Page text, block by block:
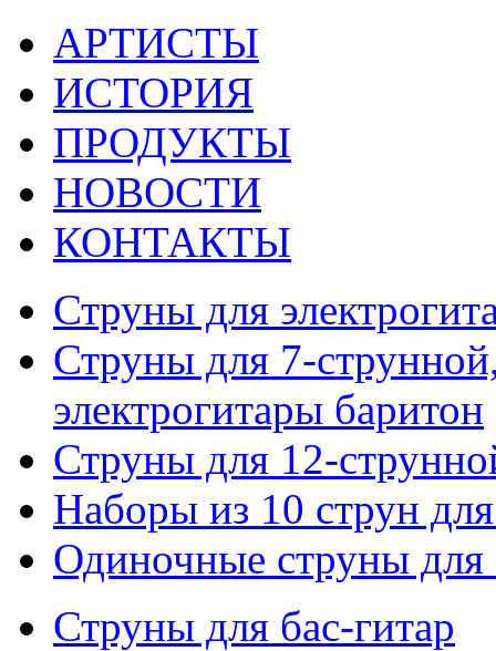
АРТИСТЫ
ИСТОРИЯ
ПРОДУКТЫ
НОВОСТИ
КОНТАКТЫ
Струны для
Струны для 7-
электрогитары баритон
Струны для 12-
Наборы из 10 струн
Одиночные струны для
Струны для бас-гитар